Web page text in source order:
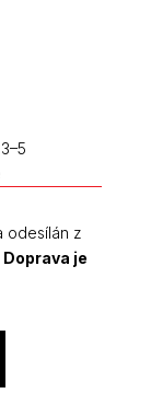
odesílán z
Doprava je